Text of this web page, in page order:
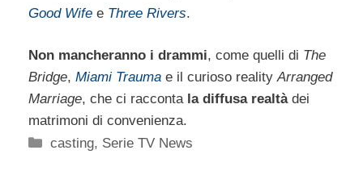
Good Wife e Three Rivers.
Non mancheranno i drammi, come quelli di The
Bridge, Miami Trauma e il curioso realityArranged
Marriage, che ci racconta la diffusa realtà dei
matrimoni di convenienza.
Categorie
casting, Serie TV News